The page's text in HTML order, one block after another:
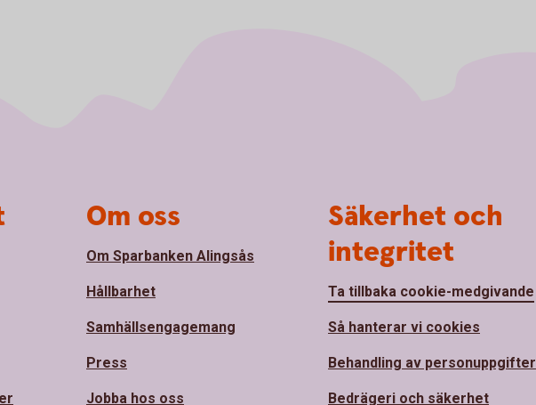
Om oss
Om Sparbanken Alingsås
Hållbarhet
Samhällsengagemang
Press
Jobba hos oss
Säkerhet och
integritet
Ta tillbaka cookie-medgivande
Så hanterar vi cookies
Behandling av personuppgifter
Bedrägeri och säkerhet